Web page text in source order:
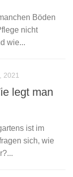
Böden
nicht
wie...
2021
legt man
ist im
sich, wie